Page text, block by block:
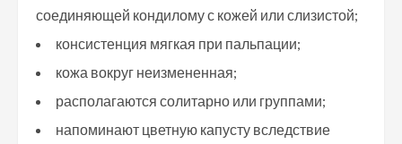
соединяющей кондилому с кожей или слизистой;
консистенция мягкая при пальпации;
кожа вокруг неизмененная;
располагаются солитарно или группами;
напоминают цветную капусту вследствие